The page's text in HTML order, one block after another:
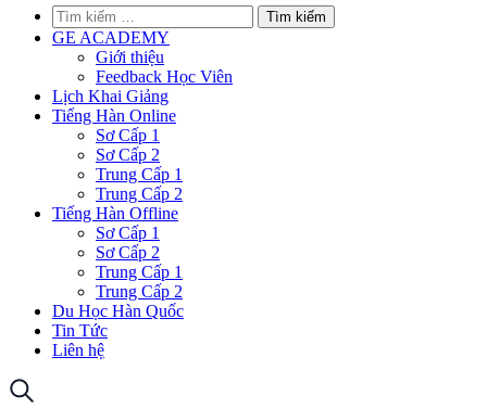
Tìm
kiếm
cho:
GE ACADEMY
Giới thiệu
Feedback Học Viên
Lịch Khai Giảng
Tiếng Hàn Online
Sơ Cấp 1
Sơ Cấp 2
Trung Cấp 1
Trung Cấp 2
Tiếng Hàn Offline
Sơ Cấp 1
Sơ Cấp 2
Trung Cấp 1
Trung Cấp 2
Du Học Hàn Quốc
Tin Tức
Liên hệ